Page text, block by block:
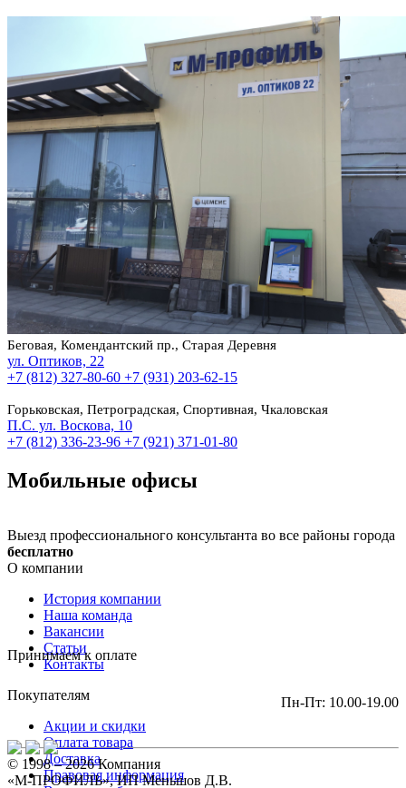
Беговая, Комендантский пр., Старая Деревня
ул. Оптиков, 22
+7 (812) 327-80-60 +7 (931) 203-62-15
Горьковская, Петроградская, Спортивная, Чкаловская
П.С. ул. Воскова, 10
+7 (812) 336-23-96 +7 (921) 371-01-80
Мобильные офисы
Выезд профессионального консультанта во все районы города
бесплатно
О компании
История компании
Наша команда
Вакансии
Статьи
Контакты
Покупателям
Акции и скидки
Оплата товара
Доставка
Правовая информация
Принимаем к оплате
Пн-Пт: 10.00-19.00
© 1998 – 2026 Компания
«М-ПРОФИЛЬ», ИП Меньшов Д.В.